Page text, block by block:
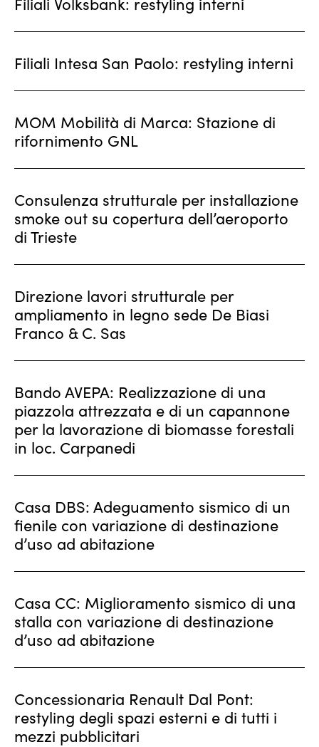
Filiali Intesa San Paolo: restyling interni
MOM Mobilità di Marca: Stazione di
rifornimento GNL
Consulenza strutturale per installazione
smoke out su copertura dell’aeroporto
di Trieste
Direzione lavori strutturale per
ampliamento in legno sede De Biasi
Franco & C. Sas
Bando AVEPA: Realizzazione di una
piazzola attrezzata e di un capannone
per la lavorazione di biomasse forestali
in loc. Carpanedi
Casa DBS: Adeguamento sismico di un
fienile con variazione di destinazione
d’uso ad abitazione
Casa CC: Miglioramento sismico di una
stalla con variazione di destinazione
d’uso ad abitazione
Concessionaria Renault Dal Pont:
restyling degli spazi esterni e di tutti i
mezzi pubblicitari